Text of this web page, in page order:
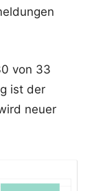
von 33
ist der
neuer